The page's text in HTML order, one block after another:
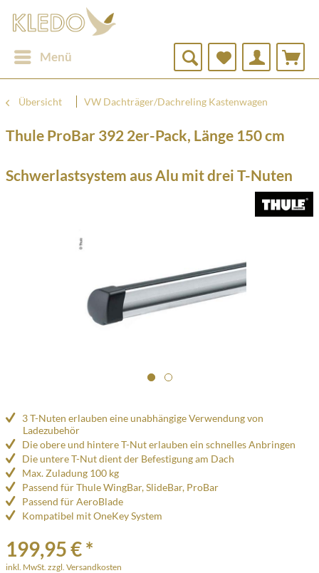
Menü
Übersicht VW Dachträger/Dachreling Kastenwagen
Thule ProBar 392 2er-Pack, Länge 150 cm
Schwerlastsystem aus Alu mit drei T-Nuten
3 T-Nuten erlauben eine unabhängige Verwendung von
Ladezubehör
Die obere und hintere T-Nut erlauben ein schnelles Anbringen
Die untere T-Nut dient der Befestigung am Dach
Max. Zuladung 100 kg
Passend für Thule WingBar, SlideBar, ProBar
Passend für AeroBlade
Kompatibel mit OneKey System
199,95 € *
inkl. MwSt. zzgl. Versandkosten